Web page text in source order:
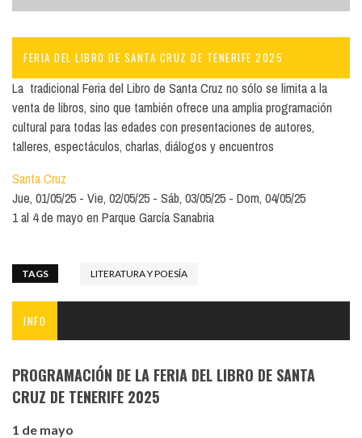
FERIA DEL LIBRO DE SANTA CRUZ DE TENERIFE 2025
La tradicional Feria del Libro de Santa Cruz no sólo se limita a la
venta de libros, sino que también ofrece una amplia programación
cultural para todas las edades con presentaciones de autores,
talleres, espectáculos, charlas, diálogos y encuentros
Santa Cruz
Jue, 01/05/25
Vie, 02/05/25 Sáb, 03/05/25
Dom, 04/05/25
1 al 4 de mayo en Parque García Sanabria
TAGS LITERATURA Y POESÍA
INFO
PROGRAMACIÓN DE LA FERIA DEL LIBRO DE SANTA
CRUZ DE TENERIFE 2025
1 de mayo